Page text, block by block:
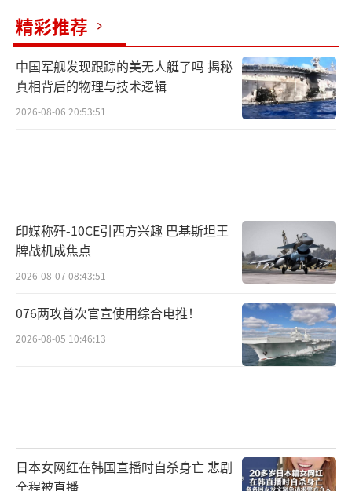
精彩推荐
中国军舰发现跟踪的美无人艇了吗 揭秘
真相背后的物理与技术逻辑
2026-08-06 20:53:51
印媒称歼-10CE引西方兴趣 巴基斯坦王
牌战机成焦点
2026-08-07 08:43:51
076两攻首次官宣使用综合电推！
2026-08-05 10:46:13
日本女网红在韩国直播时自杀身亡 悲剧
全程被直播